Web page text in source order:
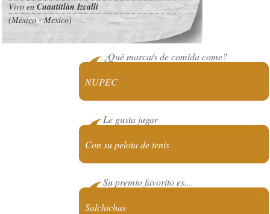
Vivo enCuautitlán Izcalli
(México - Mexico)
¿Qué marca/s de comida come?
NUPEC
Le gusta jugar
Con su pelota de tenis
Su premio favorito es...
Salchichas